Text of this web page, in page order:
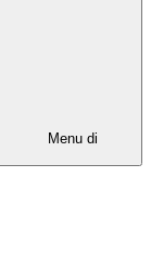
Menu di